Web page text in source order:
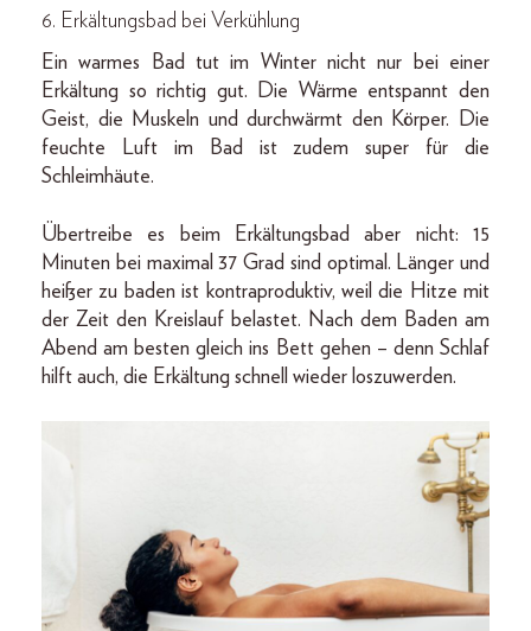
6. Erkältungsbad bei Verkühlung
Ein warmes Bad tut im Winter nicht nur bei einer
Erkältung so richtig gut. Die Wärme entspannt den
Geist, die Muskeln und durchwärmt den Körper. Die
feuchte Luft im Bad ist zudem super für die
Schleimhäute.
Übertreibe es beim Erkältungsbad aber nicht: 15
Minuten bei maximal 37 Grad sind optimal. Länger und
heißer zu baden ist kontraproduktiv, weil die Hitze mit
der Zeit den Kreislauf belastet. Nach dem Baden am
Abend am besten gleich ins Bett gehen – denn Schlaf
hilft auch, die Erkältung schnell wieder loszuwerden.